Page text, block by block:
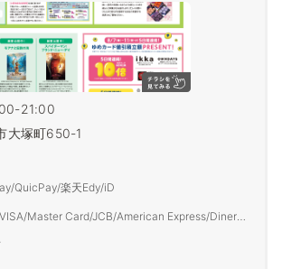
21:00
大塚町650-1
QuicPay/楽天Edy/iD
VISA/Master Card/JCB/American Express/Diners